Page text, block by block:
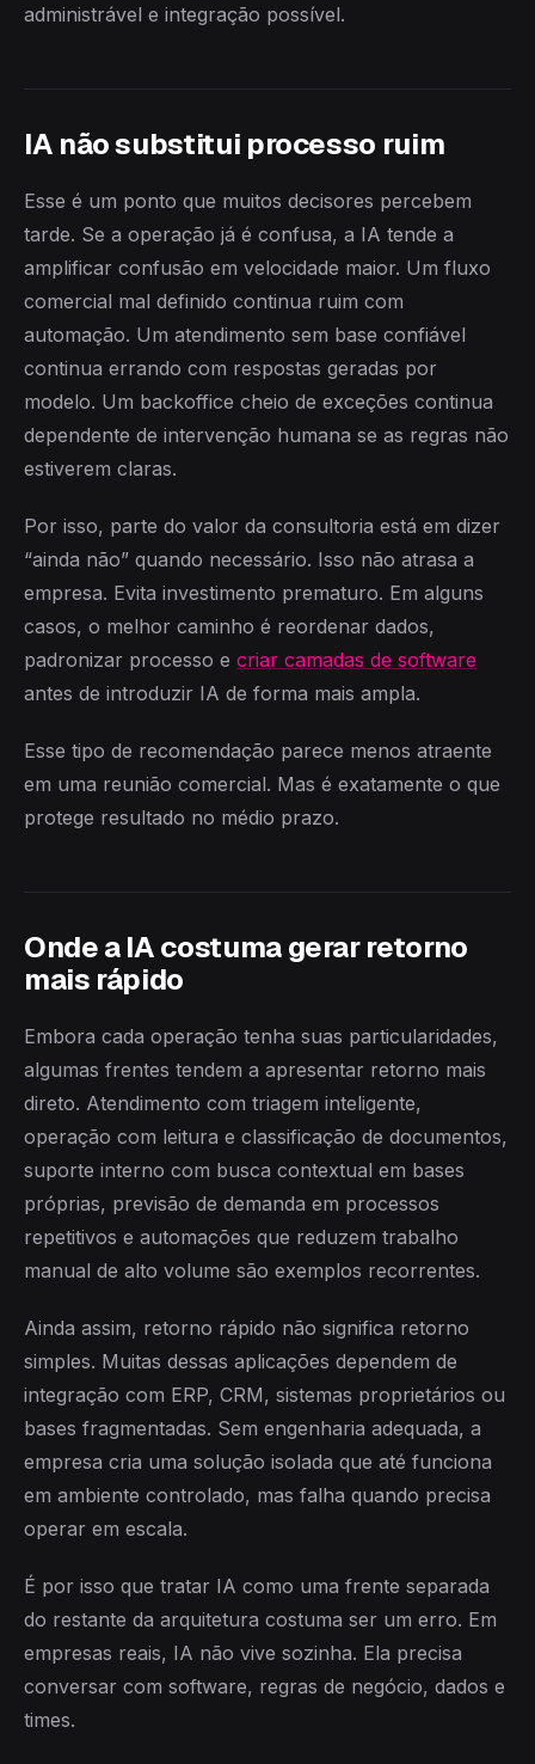
administrável e integração possível.
IA não substitui processo ruim
Esse é um ponto que muitos decisores percebem
tarde. Se a operação já é confusa, a IA tende a
amplificar confusão em velocidade maior. Um fluxo
comercial mal definido continua ruim com
automação. Um atendimento sem base confiável
continua errando com respostas geradas por
modelo. Um backoffice cheio de exceções continua
dependente de intervenção humana se as regras não
estiverem claras.
Por isso, parte do valor da consultoria está em dizer
“ainda não” quando necessário. Isso não atrasa a
empresa. Evita investimento prematuro. Em alguns
casos, o melhor caminho é reordenar dados,
padronizar processo e criar camadas de software
antes de introduzir IA de forma mais ampla.
Esse tipo de recomendação parece menos atraente
em uma reunião comercial. Mas é exatamente o que
protege resultado no médio prazo.
Onde a IA costuma gerar retorno
mais rápido
Embora cada operação tenha suas particularidades,
algumas frentes tendem a apresentar retorno mais
direto. Atendimento com triagem inteligente,
operação com leitura e classificação de documentos,
suporte interno com busca contextual em bases
próprias, previsão de demanda em processos
repetitivos e automações que reduzem trabalho
manual de alto volume são exemplos recorrentes.
Ainda assim, retorno rápido não significa retorno
simples. Muitas dessas aplicações dependem de
integração com ERP, CRM, sistemas proprietários ou
bases fragmentadas. Sem engenharia adequada, a
empresa cria uma solução isolada que até funciona
em ambiente controlado, mas falha quando precisa
operar em escala.
É por isso que tratar IA como uma frente separada
do restante da arquitetura costuma ser um erro. Em
empresas reais, IA não vive sozinha. Ela precisa
conversar com software, regras de negócio, dados e
times.